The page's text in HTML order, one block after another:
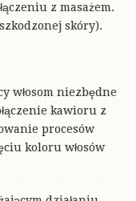
z masażem.
skóry).
włosom niezbędne
kawioru z
procesów
koloru włosów